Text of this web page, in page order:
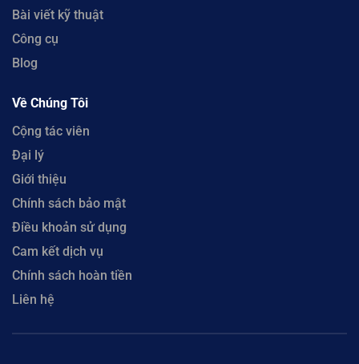
Bài viết kỹ thuật
Công cụ
Blog
Về Chúng Tôi
Cộng tác viên
Đại lý
Giới thiệu
Chính sách bảo mật
Điều khoản sử dụng
Cam kết dịch vụ
Chính sách hoàn tiền
Liên hệ